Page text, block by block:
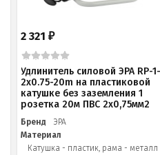
2 321₽
Удлинитель силовой ЭРА RP-
2x0.75-20m на пластиковой
катушке без заземления 1
розетка 20м ПВС 2х0,75мм2
Бренд
ЭРА
Материал
Катушка - пластик, рама - металл